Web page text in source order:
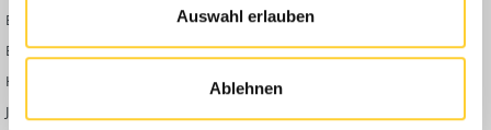
Auswahl erlauben
Ablehnen
Baumaschinen
Berg- & Tagebau
Hoch- & Tiefbau
Jobbörse
Impressum
Datenschutzerklärung